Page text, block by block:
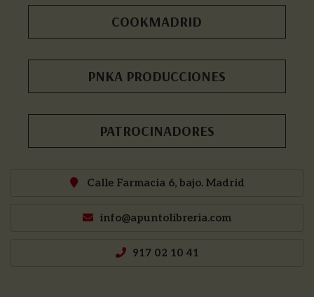
COOKMADRID
PNKA PRODUCCIONES
PATROCINADORES
Calle Farmacia 6, bajo. Madrid
info@apuntolibreria.com
917 02 10 41